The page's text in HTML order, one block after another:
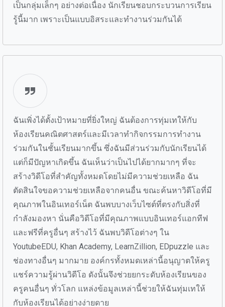
เป็นกลุ่มเล็กๆ อย่างต่อเนื่อง นักเรียนชอบกระบวนการเรียน
รู้นี้มาก เพราะเป็นแบบอิสระและทำงานร่วมกันได้
ฉันเพิ่งได้ตั้งเป้าหมายที่ยิ่งใหญ่ ฉันต้องการทุ่มเทให้กับ
ห้องเรียนคณิตศาสตร์และมีเวลาทำกิจกรรมการทำงาน
ร่วมกันในชั้นเรียนมากขึ้น ซึ่งฉันมีส่วนร่วมกับนักเรียนได้
แต่ก็มีปัญหาเกิดขึ้น ฉันเห็นว่าเป็นไปได้ยากมากๆ ที่จะ
สร้างวิดีโอที่สำคัญทั้งหมดโดยไม่มีความช่วยเหลือ ฉัน
ตัดสินใจขอความช่วยเหลือจากคนอื่น ขณะค้นหาวิดีโอที่มี
คุณภาพในอินเทอร์เน็ต ฉันพบบางเว็บไซต์ที่ตรงกับสิ่งที่
กำลังมองหา นั่นคือวิดีโอที่มีคุณภาพแบบอินเทอร์แอกทีฟ
และฟรีที่ครูอื่นๆ สร้างไว้ ฉันพบวิดีโอต่างๆ ใน
YoutubeEDU, Khan Academy, LearnZillion, EDpuzzle และ
ช่องทางอื่นๆ มากมาย องค์กรทั้งหมดเหล่านี้อนุญาตให้ครู
แชร์ความรู้ผ่านวิดีโอ ดังนั้นจึงช่วยยกระดับห้องเรียนของ
ครูคนอื่นๆ ทั่วโลก แหล่งข้อมูลเหล่านี้ช่วยให้ฉันทุ่มเทให้
กับห้องเรียนได้อย่างง่ายดาย